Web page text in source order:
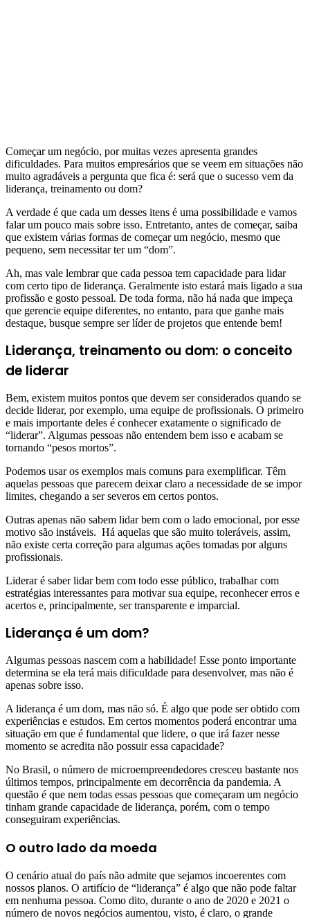
Começar um negócio, por muitas vezes apresenta grandes
dificuldades. Para muitos empresários que se veem em situações não
muito agradáveis a pergunta que fica é: será que o sucesso vem da
liderança, treinamento ou dom?
A verdade é que cada um desses itens é uma possibilidade e vamos
falar um pouco mais sobre isso. Entretanto, antes de começar, saiba
que existem várias formas de começar um negócio, mesmo que
pequeno, sem necessitar ter um “dom”.
Ah, mas vale lembrar que cada pessoa tem capacidade para lidar
com certo tipo de liderança. Geralmente isto estará mais ligado a sua
profissão e gosto pessoal. De toda forma, não há nada que impeça
que gerencie equipe diferentes, no entanto, para que ganhe mais
destaque, busque sempre ser líder de projetos que entende bem!
Liderança, treinamento ou dom: o conceito
de liderar
Bem, existem muitos pontos que devem ser considerados quando se
decide liderar, por exemplo, uma equipe de profissionais. O primeiro
e mais importante deles é conhecer exatamente o significado de
“liderar”. Algumas pessoas não entendem bem isso e acabam se
tornando “pesos mortos”.
Podemos usar os exemplos mais comuns para exemplificar. Têm
aquelas pessoas que parecem deixar claro a necessidade de se impor
limites, chegando a ser severos em certos pontos.
Outras apenas não sabem lidar bem com o lado emocional, por esse
motivo são instáveis. Há aquelas que são muito toleráveis, assim,
não existe certa correção para algumas ações tomadas por alguns
profissionais.
Liderar é saber lidar bem com todo esse público, trabalhar com
estratégias interessantes para motivar sua equipe, reconhecer erros e
acertos e, principalmente, ser transparente e imparcial.
Liderança é um dom?
Algumas pessoas nascem com a habilidade! Esse ponto importante
determina se ela terá mais dificuldade para desenvolver, mas não é
apenas sobre isso.
A liderança é um dom, mas não só. É algo que pode ser obtido com
experiências e estudos. Em certos momentos poderá encontrar uma
situação em que é fundamental que lidere, o que irá fazer nesse
momento se acredita não possuir essa capacidade?
No Brasil, o número de microempreendedores cresceu bastante nos
últimos tempos, principalmente em decorrência da pandemia. A
questão é que nem todas essas pessoas que começaram um negócio
tinham grande capacidade de liderança, porém, com o tempo
conseguiram experiências.
O outro lado da moeda
O cenário atual do país não admite que sejamos incoerentes com
nossos planos. O artifício de “liderança” é algo que não pode faltar
em nenhuma pessoa. Como dito, durante o ano de 2020 e 2021 o
número de novos negócios aumentou, visto, é claro, o grande